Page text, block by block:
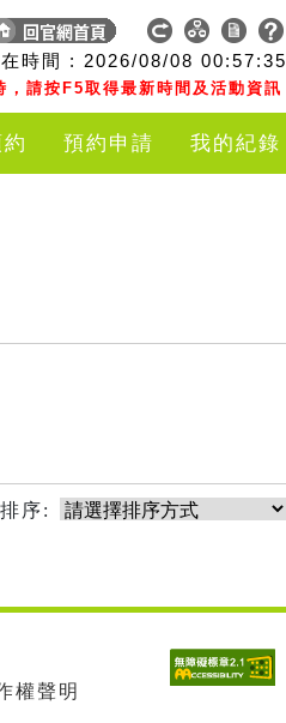
時間 : 2026/08/08 00:57:35
，請按F5取得最新時間及活動資訊
預約申請 我的紀錄
排序:
權聲明